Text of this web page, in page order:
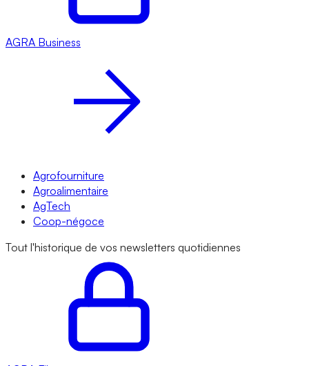
AGRA Business
Agrofourniture
Agroalimentaire
AgTech
Coop-négoce
Tout l'historique de vos newsletters quotidiennes